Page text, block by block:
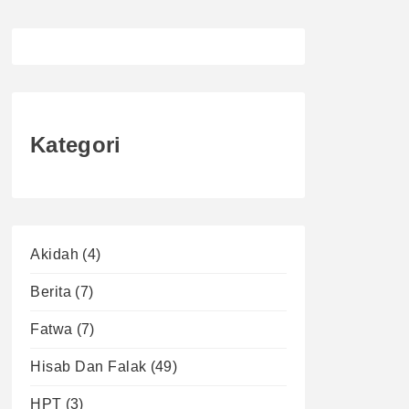
Kategori
Akidah (4)
Berita (7)
Fatwa (7)
Hisab Dan Falak (49)
HPT (3)